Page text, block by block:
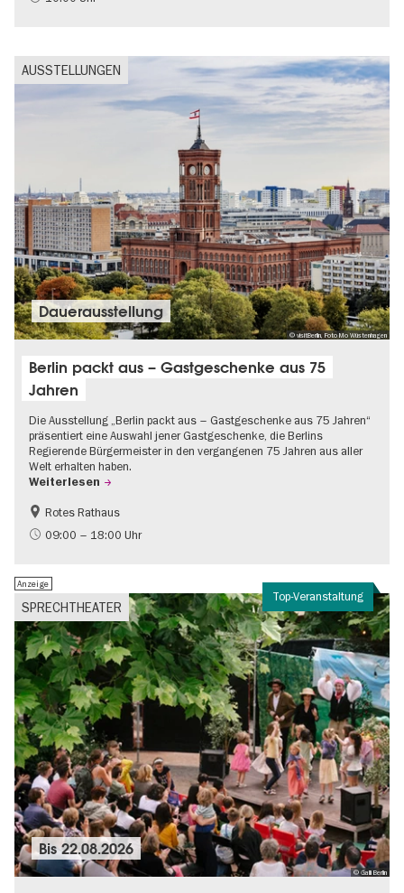
AUSSTELLUNGEN
© visitBerlin, Foto Mo Wüstenhagen
Dauer­aus­stel­lung
Berlin packt aus – Gastgeschenke aus 75
Jahren
Die Ausstellung „Berlin packt aus – Gastgeschenke aus 75 Jahren“
präsentiert eine Auswahl jener Gastgeschenke, die Berlins
Regierende Bürgermeister in den vergangenen 75 Jahren aus aller
Welt erhalten haben.
Weiterlesen
Geschichte
Gratis
Rotes Rathaus
09:00 – 18:00 Uhr
Top-Veranstaltung
SPRECHTHEATER
Anzeige
© Galli Berlin
Bis22.08.2026